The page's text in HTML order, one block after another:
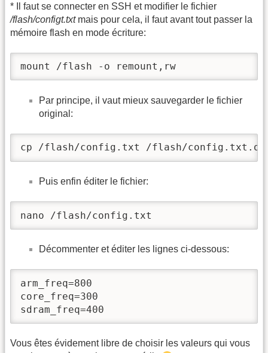
* Il faut se connecter en SSH et modifier le fichier
/flash/configt.txtmais pour cela, il faut avant tout passer la
mémoire flash en mode écriture:
mount /flash -o remount,rw
Par principe, il vaut mieux sauvegarder le fichier
original:
cp /flash/config.txt /flash/
Puis enfin éditer le fichier:
nano /flash/config.txt
Décommenter et éditer les lignes ci-dessous:
arm_freq=800
core_freq=300
sdram_freq=400
Vous êtes évidement libre de choisir les valeurs qui vous